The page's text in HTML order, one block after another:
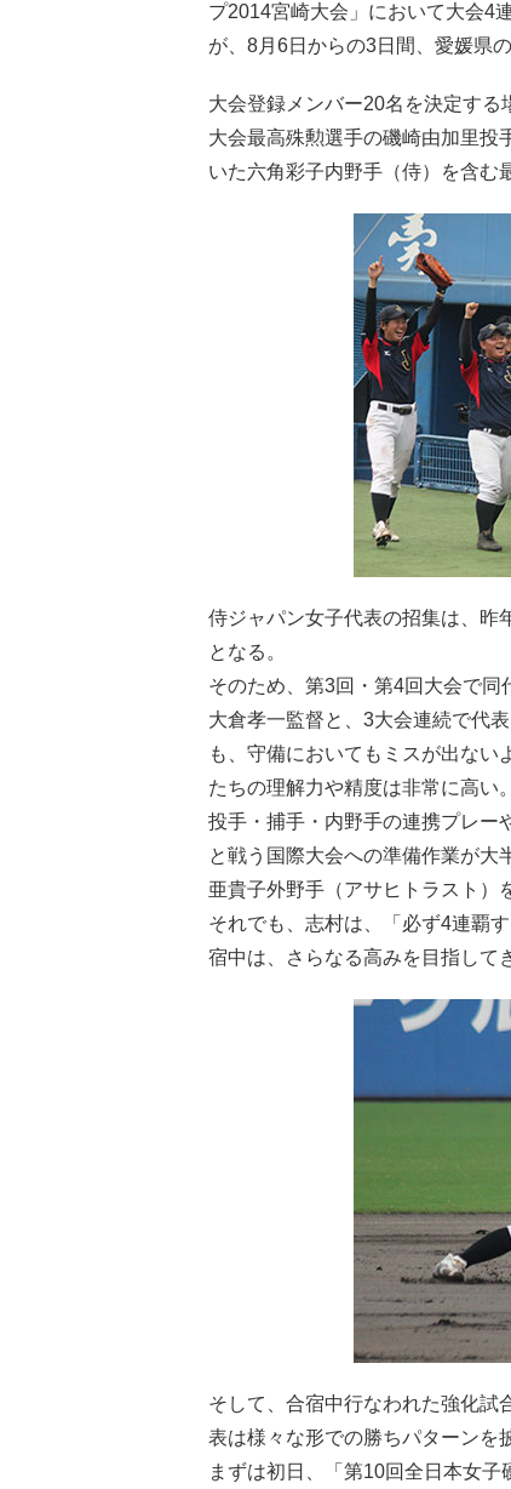
プ2014宮崎大会」において大会4
が、8月6日からの3日間、愛媛県
大会登録メンバー20名を決定する
大会最高殊勲選手の磯崎由加里投
いた六角彩子内野手（侍）を含む
侍ジャパン女子代表の招集は、昨
となる。
そのため、第3回・第4回大会で
大倉孝一監督と、3大会連続で代
も、守備においてもミスが出な
たちの理解力や精度は非常に高い。
投手・捕手・内野手の連携プレー
と戦う国際大会への準備作業が大
亜貴子外野手（アサヒトラスト）
それでも、志村は、「必ず4連覇
宿中は、さらなる高みを目指して
そして、合宿中行なわれた強化試
表は様々な形での勝ちパターンを
まずは初日、「第10回全日本女